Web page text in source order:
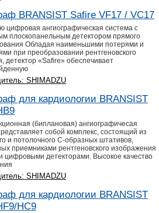
BRANSIST Safire VF17 / VC17
цифровая ангиографическая система с
плоскопанельным детектором прямого
Обладая наименьшими потерями и
при преобразовании рентгеновского
детектор «Safire» обеспечивает
SHIMADZU
для кардиологии BRANSIST
(биплановая) ангиографичесая
собой комплекс, состоящий из
и потолочного С-образных штативов,
приемниками рентгеновского изображения
цифровыми детекторами. Высокое качество
SHIMADZU
для кардиологии BRANSIST
HC9